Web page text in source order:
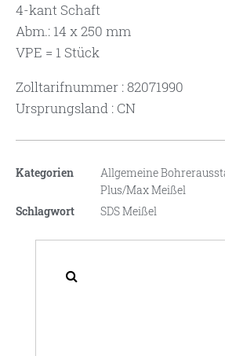
4-kant Schaft
Abm.: 14 x 250 mm
VPE = 1 Stück
Zolltarifnummer : 82071990
Ursprungsland : CN
Kategorien Allgemeine
Plus/Max Meißel
Schlagwort
SDS Meißel